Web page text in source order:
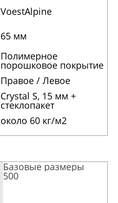
VoestAlpine
65 мм
Полимерное
порошковое покрытие
Правое / Левое
Crystal S, 15 мм +
стеклопакет
около 60 кг/м2
Базовые размеры
500